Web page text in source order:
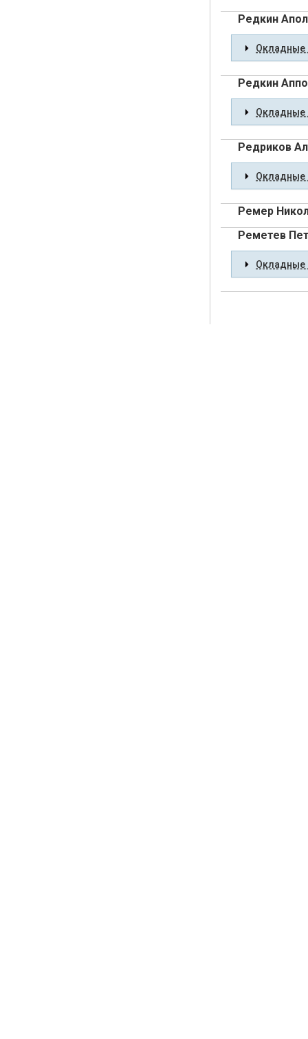
Редкин
Окладные
Редкин
Окладные
Редриков
Окладные
Ремер
Реметев
Окладные